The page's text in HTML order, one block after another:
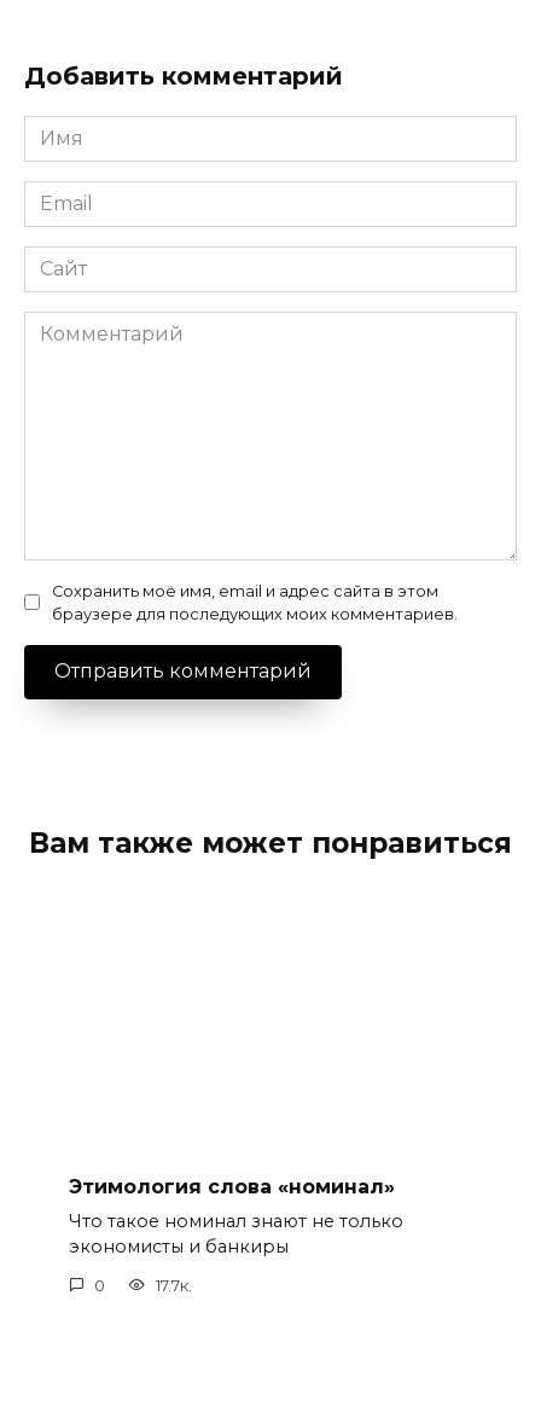
Добавить комментарий
Имя
*
Email
*
Сайт
Комментарий
Сохранить моё имя, email и адрес сайта в этом
браузере для последующих моих комментариев.
Вам также может понравиться
Этимология слова «номинал»
Что такое номинал знают не только
экономисты и банкиры
0 17.7к.